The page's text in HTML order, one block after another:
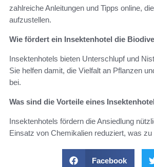
zahlreiche Anleitungen und Tipps online,
aufzustellen.
Wie fördert ein Insektenhotel die
Insektenhotels bieten Unterschlupf und
Sie helfen damit, die Vielfalt an Pflanzen
bei.
Was sind die Vorteile eines
Insektenhotels fördern die Ansiedlung
Einsatz von Chemikalien reduziert, was
Facebook